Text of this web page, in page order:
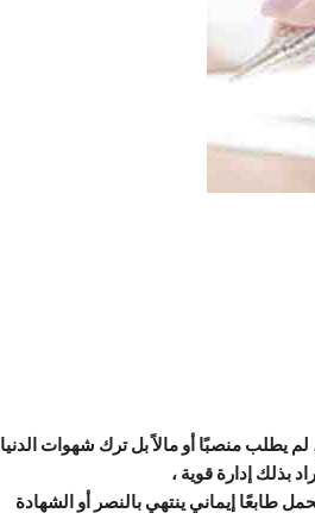
لم يطلب منصبًا أو مالاً بل ترك شهوات الدنيا
بذلك إدارة قوية ،
طابعًا إيماني ينتهي بالنصر أو الشهادة